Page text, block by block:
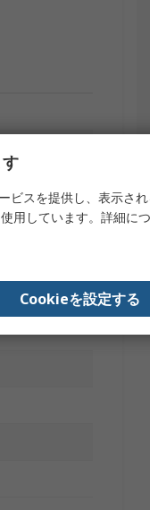
ビスを提供し、表示さ
用しています。詳細につ
Cookieを設定する